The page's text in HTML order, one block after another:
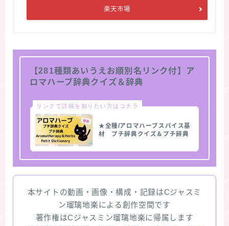
楽天市場
【281種類あいうえお順別名リンク付】ア
ロマハーブ辞典クイズ＆辞典
リンクで詳細を知りたい方はコチラ
★全種/アロマハーブスパイス基
材 プチ辞典クイズ＆プチ辞典
本サイトの動画・画像・構成・記録はCジャスミ
ン瑠璃地楽による創作空間です
著作権はCジャスミン瑠璃地楽に帰属します